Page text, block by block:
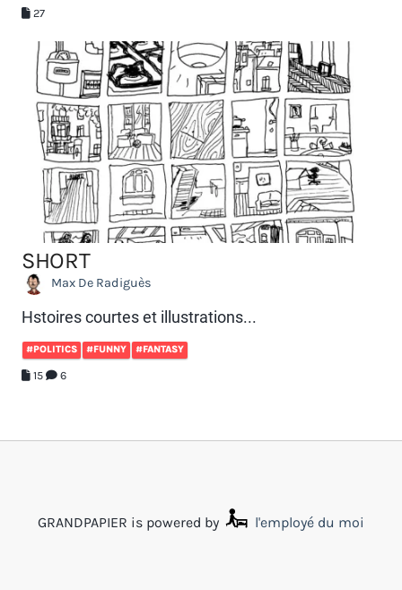
27
SHORT
Max De Radiguès
Hstoires courtes et illustrations...
#POLITICS #FUNNY #FANTASY
15 6
GRANDPAPIER is powered by l'employé du moi